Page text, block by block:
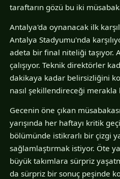
taraftarın gözü bu iki
Antalya'da oynanacak ilk
Antalya Stadyumu'nda
adeta bir final niteliği taşıyor.
çalışıyor. Teknik direktörler
dakikaya kadar belirsizliğini
nasıl şekillendireceği merakla
Gecenin öne çıkan
yarışında her haftayı kritik
bölümünde istikrarlı bir çizgi
sağlamlaştırmak istiyor. Öte
büyük takımlara sürpriz
da sürpriz bir sonuç peşinde